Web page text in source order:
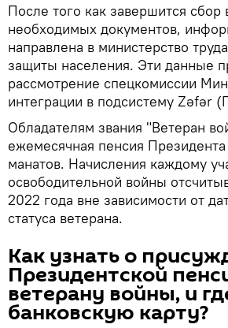
После того как завершится сбор
необходимых документов,
направлена в министерство
защиты населения. Эти данные
рассмотрение спецкомиссии
интеграции в подсистему Zəfər
Обладателям звания "Ветеран
ежемесячная пенсия
манатов. Начисления каждому
освободительной войны
2022 года вне зависимости от
статуса ветерана.
Как узнать о
Президентской
ветерану войны, и
банковскую карту?